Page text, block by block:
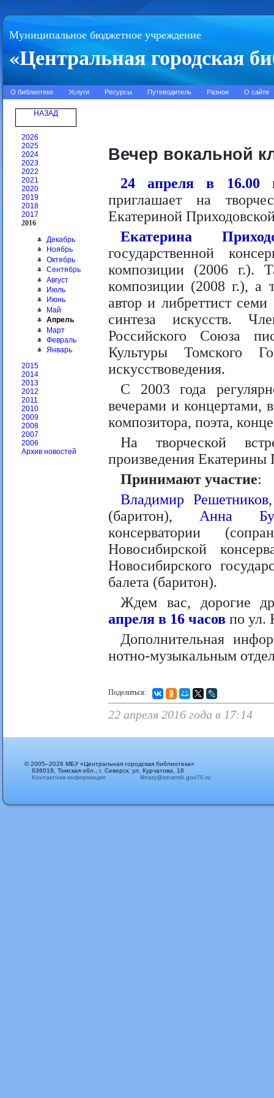
Муниципальное бюджетное учреждение
«Центральная городская
О библиотеке Услуги Ресурсы Путеводитель Разное О сайте
НАЗАД
2026
2025
2024
2023
2022
2021
2020
2019
2018
2017
2016
Декабрь
Ноябрь
Октябрь
Сентябрь
Август
Июль
Июнь
Май
Апрель
Март
Февраль
Январь
2015
2014
2013
2012
2011
2010
2009
2008
2007
2006
Архив новостей
Вечер вокальной
24 апреля в 16.00
приглашает на
Екатериной
Екатерина
государственной
композиции (2006 г.).
композиции (2008 г.), а
автор и либреттист
синтеза искусств.
Российского Союза
Культуры Томского
искусствоведения.
С 2003 года
вечерами и концертами,
композитора, поэта,
На творческой
произведения
Принимают участие:
Владимир Решетников
(баритон), Анна
консерватории
Новосибирской
Новосибирского
балета (баритон).
Ждем вас, дорогие
апреля в 16 часов по ул.
Дополнительная
нотно-музыкальным
Поделиться:
22 апреля 2016 года в 17:14
© 2005–2026 МБУ «Центральная городская библиотека»
636019, Томская обл., г. Северск, ул. Курчатова, 16
Контактная информация
library@seversk.gov70.ru